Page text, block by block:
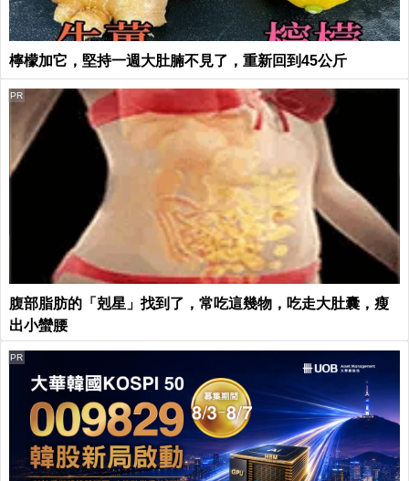
檸檬加它，堅持一週大肚腩不見了，重新回到45公斤
腹部脂肪的「剋星」找到了，常吃這幾物，吃走大肚囊，瘦
出小蠻腰
PR
PR